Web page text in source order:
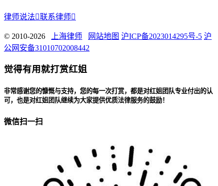
律师说法联系律师
© 2010-2026 上海律师 网站地图 沪ICP备2023014295号-5 沪
公网安备31010702008442
觉得有用就打赏红姐
非常感谢您的慷慨与支持，您的每一次打赏，都是对红姐团队专业付出的认
可，也是对红姐团队继续为大家提供优质法律服务的鼓励！
微信扫一扫